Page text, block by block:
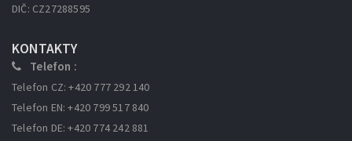
DIČ: CZ27288595
KONTAKTY
Telefon :
Telefon CZ: +420 777 292 140
Telefon EN: +420 799 517 840
Telefon DE: +420 774 242 881